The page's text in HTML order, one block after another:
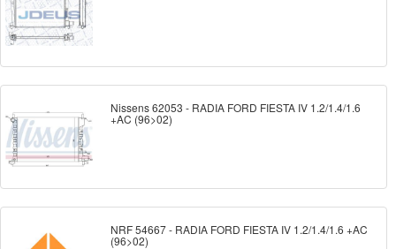
Nissens 62053 - RADIA FORD FIESTA IV 1.2/1.4/1.6
+AC (96>02)
NRF 54667 - RADIA FORD FIESTA IV 1.2/1.4/1.6 +AC
(96>02)